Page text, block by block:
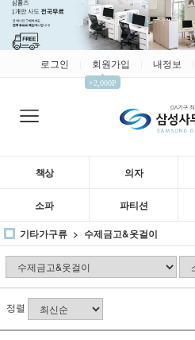
로그인 회원가입
▲
+2,000P
내정보
책상 의자
소파 파티션
기타가구류
수제금고&옷걸이
정렬